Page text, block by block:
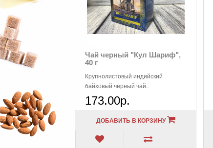
Чай черный "Кул Шариф",
40 г
Крупнолистовый индийский
байховый черный чай..
173.00р.
ДОБАВИТЬ В КОРЗИНУ